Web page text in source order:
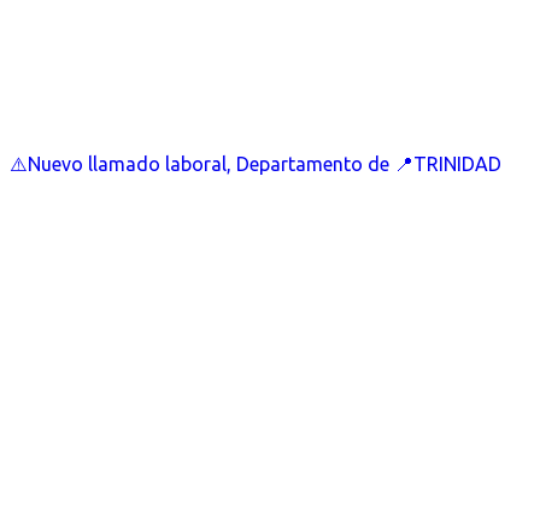
⚠️Nuevo llamado laboral, Departamento de 📍TRINIDAD